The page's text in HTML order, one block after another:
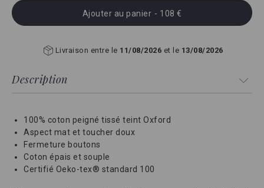
Ajouter au panier - 108 €
Livraison entre le 11/08/2026 et le 13/08/2026
Description
100% coton peigné tissé teint Oxford
Aspect mat et toucher doux
Fermeture boutons
Coton épais et souple
Certifié Oeko-tex® standard 100